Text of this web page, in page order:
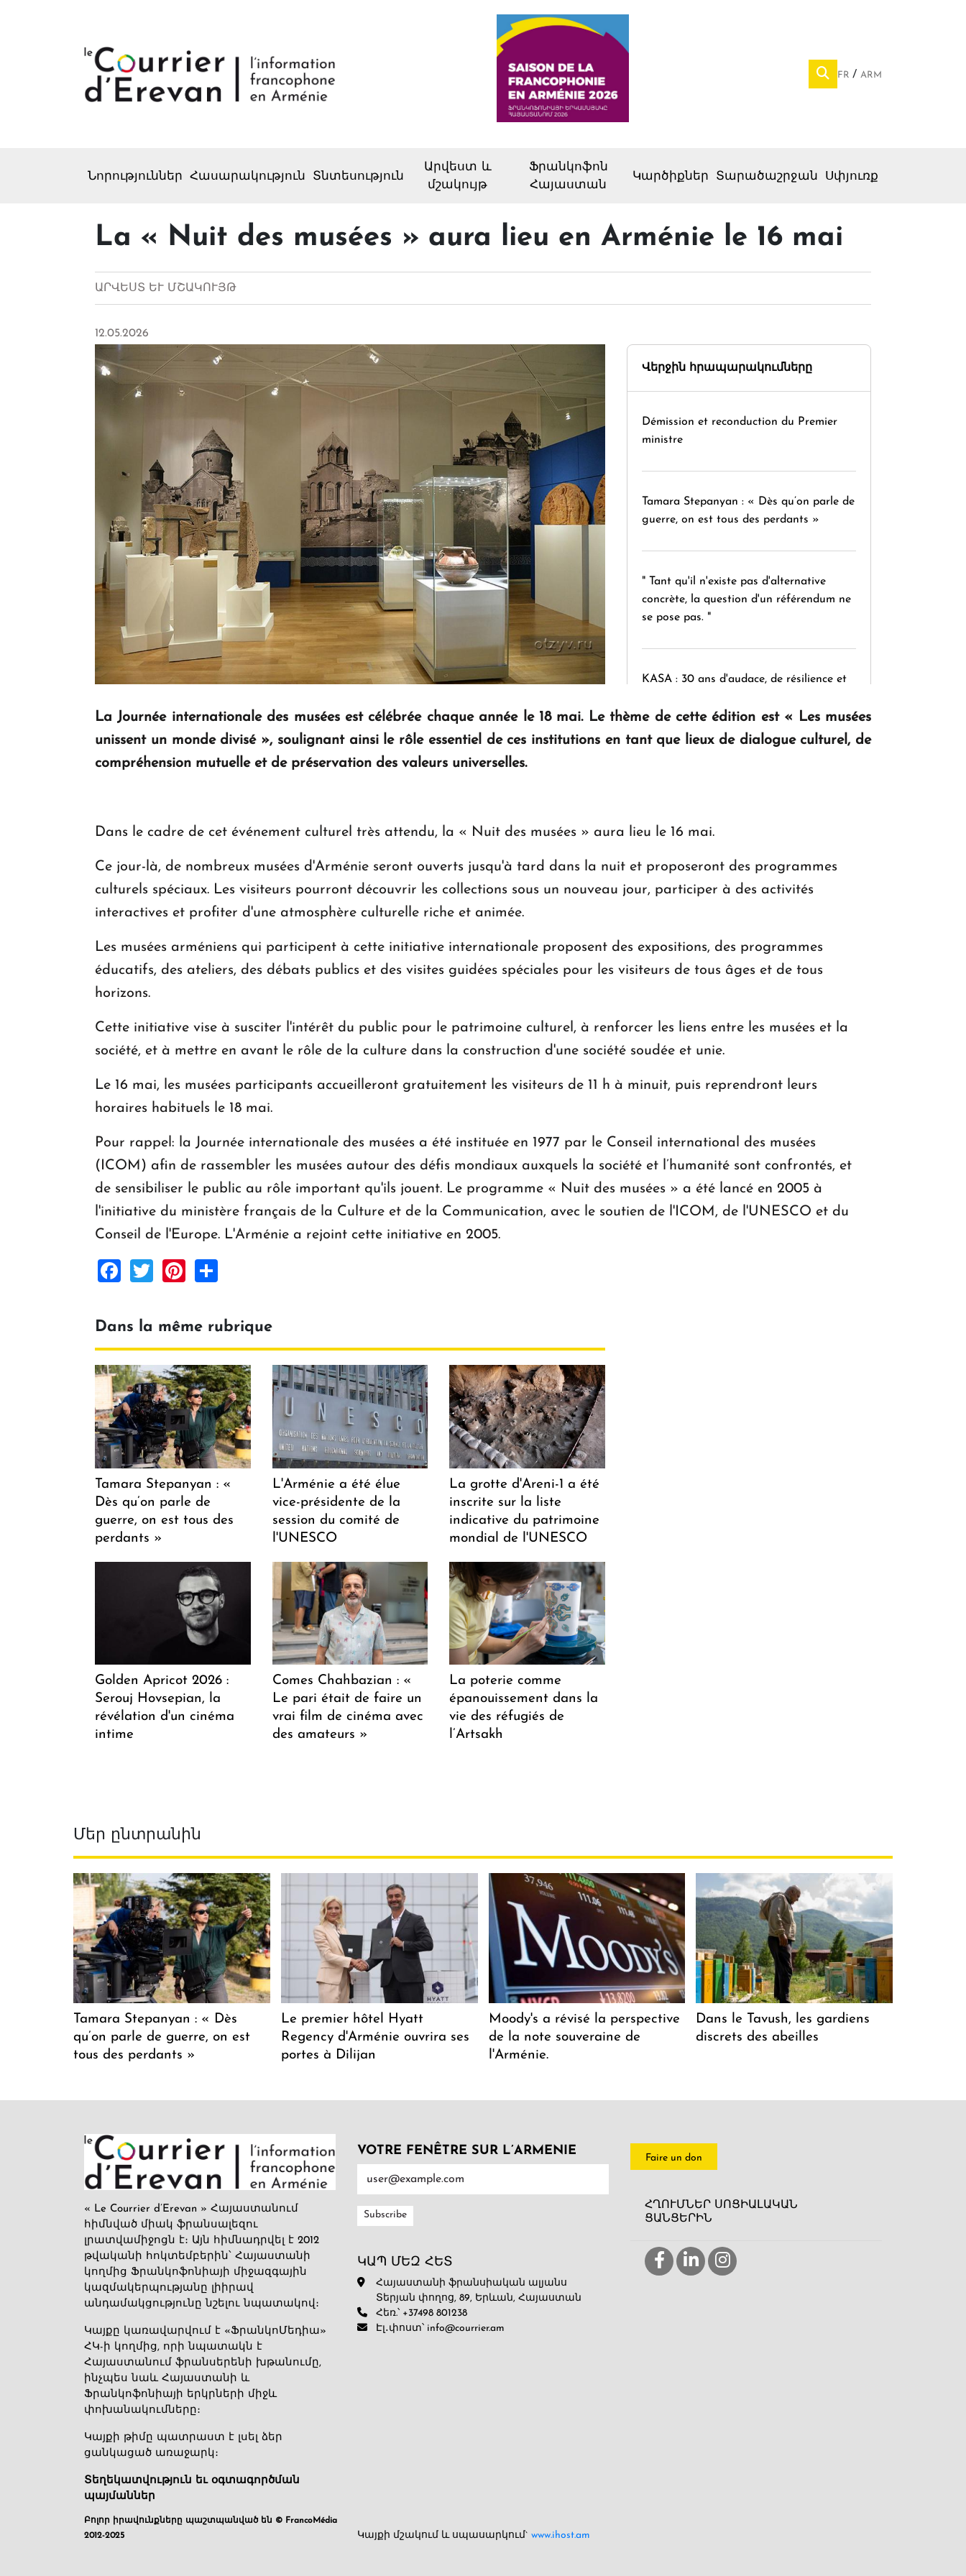
FR ARM
Նորություններ Հասարակություն Տնտեսություն
Արվեստ և
մշակույթ
Ֆրանկոֆոն
Հայաստան
Կարծիքներ Տարածաշրջան Սփյուռք
La « Nuit des musées » aura lieu en Arménie le 16 mai
ԱՐՎԵՍՏ ԵՒ ՄՇԱԿՈՒՅԹ
12.05.2026
Վերջին հրապարակումները
Démission et reconduction du Premier
ministre
Tamara Stepanyan : « Dès qu’on parle de
guerre, on est tous des perdants »
" Tant qu'il n'existe pas d'alternative
concrète, la question d'un référendum ne
se pose pas. "
KASA : 30 ans d'audace, de résilience et
La Journée internationale des musées est célébrée chaque année le 18 mai. Le thème de cette édition est « Les musées
unissent un monde divisé », soulignant ainsi le rôle essentiel de ces institutions en tant que lieux de dialogue culturel, de
compréhension mutuelle et de préservation des valeurs universelles.
Dans le cadre de cet événement culturel très attendu, la « Nuit des musées » aura lieu le 16 mai.
Ce jour-là, de nombreux musées d'Arménie seront ouverts jusqu'à tard dans la nuit et proposeront des programmes
culturels spéciaux. Les visiteurs pourront découvrir les collections sous un nouveau jour, participer à des activités
interactives et profiter d'une atmosphère culturelle riche et animée.
Les musées arméniens qui participent à cette initiative internationale proposent des expositions, des programmes
éducatifs, des ateliers, des débats publics et des visites guidées spéciales pour les visiteurs de tous âges et de tous
horizons.
Cette initiative vise à susciter l'intérêt du public pour le patrimoine culturel, à renforcer les liens entre les musées et la
société, et à mettre en avant le rôle de la culture dans la construction d'une société soudée et unie.
Le 16 mai, les musées participants accueilleront gratuitement les visiteurs de 11 h à minuit, puis reprendront leurs
horaires habituels le 18 mai.
Pour rappel: la Journée internationale des musées a été instituée en 1977 par le Conseil international des musées
(ICOM) afin de rassembler les musées autour des défis mondiaux auxquels la société et l’humanité sont confrontés, et
de sensibiliser le public au rôle important qu'ils jouent. Le programme « Nuit des musées » a été lancé en 2005 à
l'initiative du ministère français de la Culture et de la Communication, avec le soutien de l'ICOM, de l'UNESCO et du
Conseil de l'Europe. L'Arménie a rejoint cette initiative en 2005.
Facebook
TwitterPinterest
Dans la même rubrique
Tamara Stepanyan : «
Dès qu’on parle de
guerre, on est tous des
perdants »
L'Arménie a été élue
vice-présidente de la
session du comité de
l'UNESCO
La grotte d'Areni-1 a été
inscrite sur la liste
indicative du patrimoine
mondial de l'UNESCO
Golden Apricot 2026 :
Serouj Hovsepian, la
révélation d'un cinéma
intime
Comes Chahbazian : «
Le pari était de faire un
vrai film de cinéma avec
des amateurs »
La poterie comme
épanouissement dans la
vie des réfugiés de
l’Artsakh
Մեր ընտրանին
Tamara Stepanyan : « Dès
qu’on parle de guerre, on est
tous des perdants »
Le premier hôtel Hyatt
Regency d'Arménie ouvrira ses
portes à Dilijan
Moody's a révisé la perspective
de la note souveraine de
l'Arménie.
Dans le Tavush, les gardiens
discrets des abeilles
« Le Courrier d’Erevan » Հայաստանում
հիմնված միակ ֆրանսալեզու
լրատվամիջոցն է։ Այն հիմնադրվել է 2012
թվականի հոկտեմբերին՝ Հայաստանի
կողմից Ֆրանկոֆոնիայի միջազգային
կազմակերպությանը լիիրավ
անդամակցությունը նշելու նպատակով։
Կայքը կառավարվում է «ՖրանկոՄեդիա»
ՀԿ-ի կողմից, որի նպատակն է
Հայաստանում ֆրանսերենի խթանումը,
ինչպես նաև Հայաստանի և
Ֆրանկոֆոնիայի երկրների միջև
փոխանակումները։
Կայքի թիմը պատրաստ է լսել ձեր
ցանկացած առաջարկ։
Տեղեկատվություն եւ օգտագործման
պայմաններ
Բոլոր իրավունքները պաշտպանված են © FrancoMédia
2012-2025
VOTRE FENÊTRE SUR L’ARMENIE
ԿԱՊ ՄԵԶ ՀԵՏ
Հայաստանի ֆրանսիական ալյանս
Տերյան փողոց, 89, Երևան, Հայաստան
Հեռ.՝ +37498 801238
Էլ․փոստ՝ info@courrier.am
Կայքի մշակում և սպասարկում` www.ihost.am
Faire un don
ՀՂՈՒՄՆԵՐ ՍՈՑԻԱԼԱԿԱՆ
ՑԱՆՑԵՐԻՆ